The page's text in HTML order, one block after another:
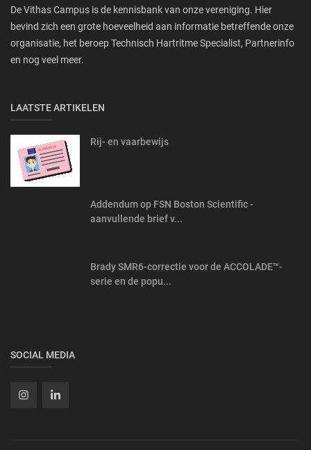
De Vithas Campus is de kennisbank van onze vereniging. Hier
bevind zich een grote hoeveelheid aan informatie betreffende onze
organisatie, het beroep Technisch Hartritme Specialist, Partnerinfo
en nog veel meer.
LAATSTE ARTIKELEN
Rij- en vaarbewijs
Addendum op FSN Boston Scientific -
aanvullende brief v...
Brady SMR6-correctie voor de ACCOLADE™-
serie en de popu...
SOCIAL MEDIA